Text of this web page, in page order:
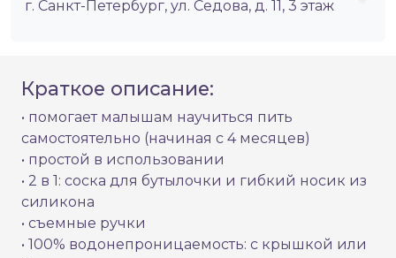
г. Санкт-Петербург, ул. Седова, д. 11, 3 этаж
Краткое описание:
• помогает малышам научиться пить
самостоятельно (начиная с 4 месяцев)
• простой в использовании
• 2 в 1: соска для бутылочки и гибкий носик из
силикона
• съемные ручки
• 100% водонепроницаемость: с крышкой или